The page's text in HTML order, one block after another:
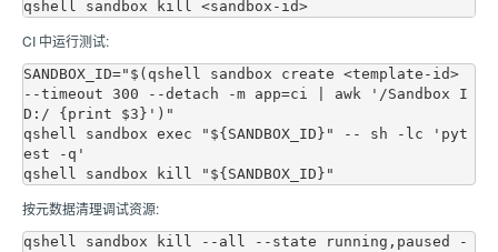
CI 中运行测试:
SANDBOX_ID="$(qshell sandbox create <template-id>
--timeout 300 --detach -m app=ci | awk '/Sandbox I
D:/ {print $3}')"
qshell sandbox exec "${SANDBOX_ID}" -- sh -lc 'pyt
est -q'
按元数据清理调试资源:
qshell sandbox kill --all --state running,paused -